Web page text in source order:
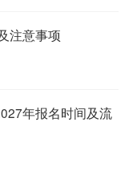
注意事项
年报名时间及流